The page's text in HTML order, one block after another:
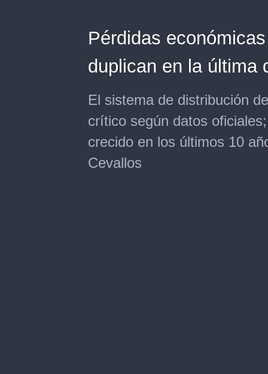
Pérdidas
duplican en la última
El sistema de distribución
crítico según datos
crecido en los últimos 10
Cevallos